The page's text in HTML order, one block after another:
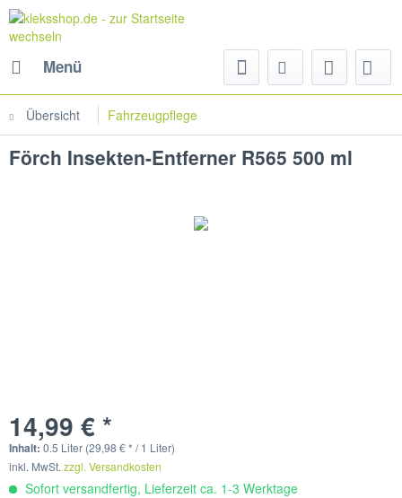
Menü
Übersicht Fahrzeugpflege
Förch Insekten-Entferner R565 500 ml
14,99 € *
Inhalt: 0.5 Liter (29,98 € * / 1 Liter)
inkl. MwSt. zzgl. Versandkosten
Sofort versandfertig, Lieferzeit ca. 1-3 Werktage